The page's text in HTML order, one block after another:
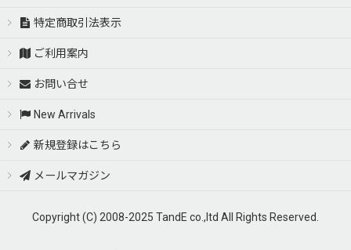
特定商取引法表示
ご利用案内
お問い合せ
New Arrivals
新規登録はこちら
メールマガジン
Copyright (C) 2008-2025 TandE co.,ltd All Rights Reserved.